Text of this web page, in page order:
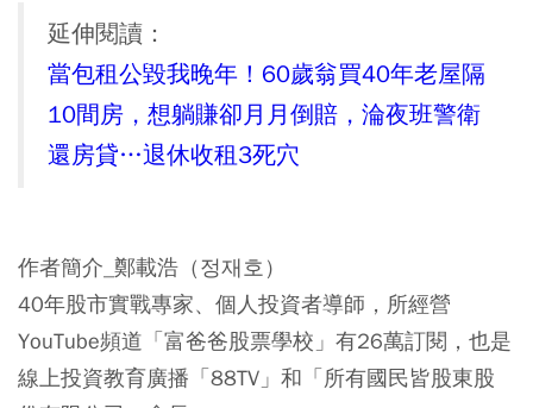
延伸閱讀：
當包租公毀我晚年！60歲翁買40年老屋隔
10間房，想躺賺卻月月倒賠，淪夜班警衛
還房貸…退休收租3死穴
作者簡介_鄭載浩（정재호）
40年股市實戰專家、個人投資者導師，所經營
YouTube頻道「富爸爸股票學校」有26萬訂閱，也是
線上投資教育廣播「88TV」和「所有國民皆股東股